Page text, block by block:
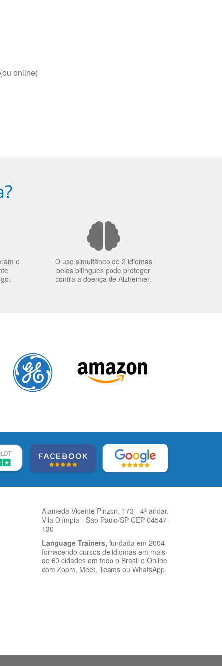
online)
o
O uso simultâneo de 2 idiomas
pelos bilíngues pode proteger
contra a doença de Alzheimer.
Alameda Vicente Pinzon, 173 - 4º andar,
Vila Olímpia - São Paulo/SP CEP 04547-
130
Language Trainers, fundada em 2004
fornecendo cursos de idiomas em mais
de 60 cidades em todo o Brasil e Online
com Zoom, Meet, Teams ou WhatsApp.